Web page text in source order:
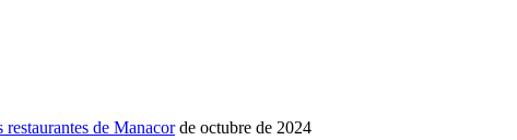
restaurantes de Manacorde octubre de 2024